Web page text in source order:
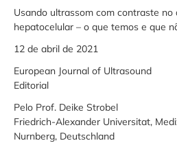
Usando ultrassom com contraste
hepatocelular – o que temos e que
12 de abril de 2021
European Journal of Ultrasound
Editorial
Pelo Prof. Deike Strobel
Friedrich-Alexander Universitat,
Nurnberg, Deutschland